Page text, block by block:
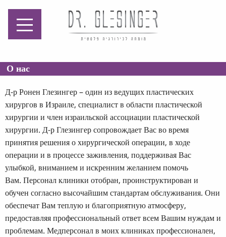
О нас
Д-р Ронен Глезингер – один из ведущих пластических
хирургов в Израиле, специалист в области пластической
хирургии и член израильской ассоциации пластической
хирургии. Д-р Глезингер сопровождает Вас во время
принятия решения о хирургической операции, в ходе
операции и в процессе заживления, поддерживая Вас
улыбкой, вниманием и искренним желанием помочь
Вам. Персонал клиники отобран, проинструктирован и
обучен согласно высочайшим стандартам обслуживания. Они
обеспечат Вам теплую и благоприятную атмосферу,
предоставляя профессиональный ответ всем Вашим нуждам и
проблемам. Медперсонал в моих клиниках профессионален,